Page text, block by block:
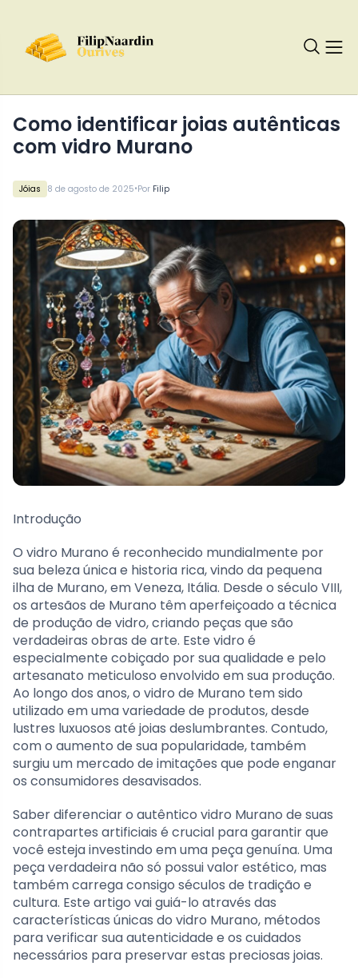
Jóias 8 de agosto de 2025•Por Filip
Como identificar joias autênticas
com vidro Murano
Introdução
O vidro Murano é reconhecido mundialmente por
sua beleza única e historia rica, vindo da pequena
ilha de Murano, em Veneza, Itália. Desde o século VIII,
os artesãos de Murano têm aperfeiçoado a técnica
de produção de vidro, criando peças que são
verdadeiras obras de arte. Este vidro é
especialmente cobiçado por sua qualidade e pelo
artesanato meticuloso envolvido em sua produção.
Ao longo dos anos, o vidro de Murano tem sido
utilizado em uma variedade de produtos, desde
lustres luxuosos até joias deslumbrantes. Contudo,
com o aumento de sua popularidade, também
surgiu um mercado de imitações que pode enganar
os consumidores desavisados.
Saber diferenciar o autêntico vidro Murano de suas
contrapartes artificiais é crucial para garantir que
você esteja investindo em uma peça genuína. Uma
peça verdadeira não só possui valor estético, mas
também carrega consigo séculos de tradição e
cultura. Este artigo vai guiá-lo através das
características únicas do vidro Murano, métodos
para verificar sua autenticidade e os cuidados
necessários para preservar estas preciosas joias.